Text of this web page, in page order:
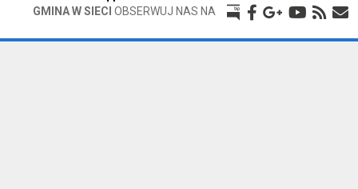
GMINA W SIECI OBSERWUJ NAS NA